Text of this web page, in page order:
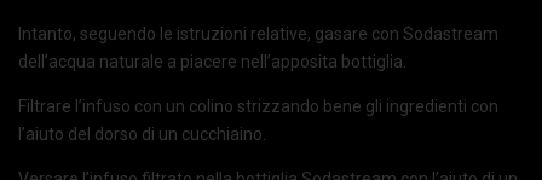
Intanto, seguendo le istruzioni relative, gasare con Sodastream
dell’acqua naturale a piacere nell’apposita bottiglia.
Filtrare l’infuso con un colino strizzando bene gli ingredienti con
l’aiuto del dorso di un cucchiaino.